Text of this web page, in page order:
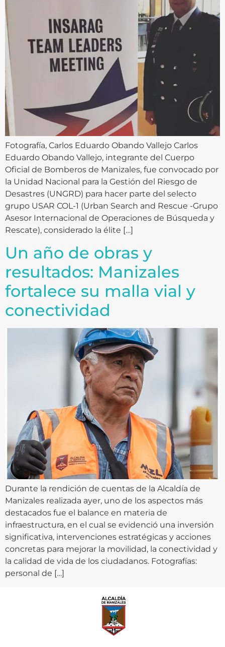
Fotografía, Carlos Eduardo Obando Vallejo Carlos
Eduardo Obando Vallejo, integrante del Cuerpo
Oficial de Bomberos de Manizales, fue convocado por
la Unidad Nacional para la Gestión del Riesgo de
Desastres (UNGRD) para hacer parte del selecto
grupo USAR COL-1 (Urban Search and Rescue -Grupo
Asesor Internacional de Operaciones de Búsqueda y
Rescate), considerado la élite […]
Un año de obras y
resultados: Manizales
fortalece su malla vial y
conectividad
Durante la rendición de cuentas de la Alcaldía de
Manizales realizada ayer, uno de los aspectos más
destacados fue el balance en materia de
infraestructura, en el cual se evidenció una inversión
significativa, intervenciones estratégicas y acciones
concretas para mejorar la movilidad, la conectividad y
la calidad de vida de los ciudadanos. Fotografías:
personal de […]